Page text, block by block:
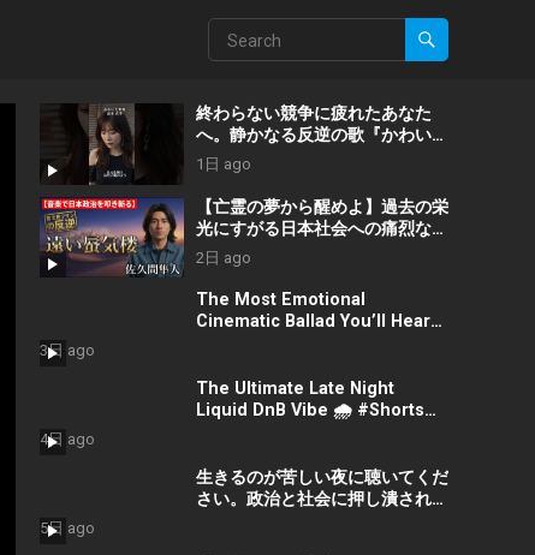
終わらない競争に疲れたあなた
へ。静かなる反逆の歌『かわいた
世界』/ #近本真季 #shorts
#music
1日 ago
【亡霊の夢から醒めよ】過去の栄
光にすがる日本社会への痛烈な一
撃『遠い蜃気楼』 #佐久間隼人
2日 ago
The Most Emotional
Cinematic Ballad You’ll Hear
#EmotionalVibes #Piano
3日 ago
The Ultimate Late Night
Liquid DnB Vibe 🌧️ #Shorts
4日 ago
生きるのが苦しい夜に聴いてくだ
さい。政治と社会に押し潰された
5日 ago